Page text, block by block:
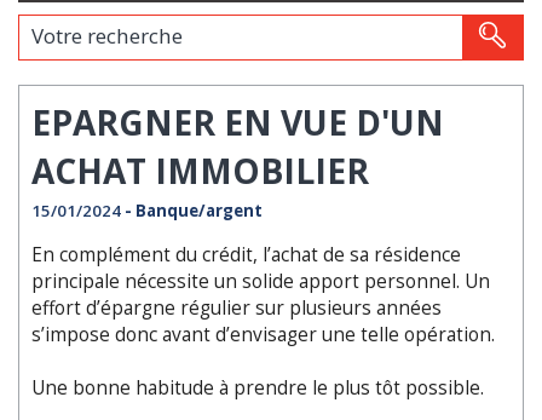
Votre recherche
EPARGNER EN VUE D'UN
ACHAT IMMOBILIER
15/01/2024 - Banque/argent
En complément du crédit, l’achat de sa résidence
principale nécessite un solide apport personnel. Un
effort d’épargne régulier sur plusieurs années
s’impose donc avant d’envisager une telle opération.
Une bonne habitude à prendre le plus tôt possible.